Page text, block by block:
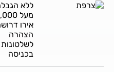
ללא
מעל
אירו
הצהרה
בכניסה